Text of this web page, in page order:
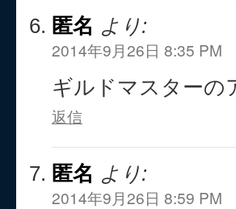
匿名 より:
2014年9月26日 8:35 PM
ギルドマスターの
返信
匿名 より:
2014年9月26日 8:59 PM